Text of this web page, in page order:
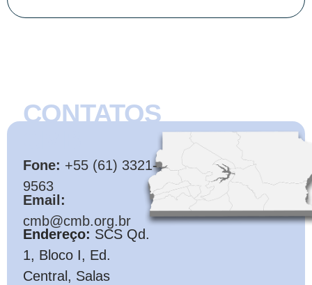
CONTATOS
Fone: +55 (61) 3321-
9563
Email:
cmb@cmb.org.br
Endereço: SCS Qd.
1, Bloco I, Ed.
Central, Salas